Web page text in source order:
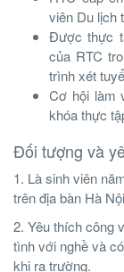
viên Du lịch
Được thực
của RTC
trình xét
Cơ hội làm
khóa thực
Đối tượng và
1. Là sinh viên
trên địa bàn Hà
2. Yêu thích công
tình với nghề và
khi ra trường.